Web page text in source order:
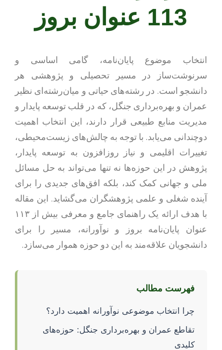
113 عنوان بروز
انتخاب موضوع پایان‌نامه، گامی اساسی و
سرنوشت‌ساز در مسیر تحصیلی و پژوهشی هر
دانشجو است. در رشته‌های حیاتی و میان‌رشته‌ای نظیر
عمران و بهره‌برداری جنگل، که در قلب توسعه پایدار و
مدیریت منابع طبیعی قرار دارند، این انتخاب اهمیت
دوچندانی می‌یابد. با توجه به چالش‌های زیست‌محیطی،
تغییرات اقلیمی و نیاز روزافزون به توسعه پایدار،
پژوهش در این حوزه‌ها نه تنها می‌تواند به حل مسائل
ملی و جهانی کمک کند، بلکه افق‌های جدیدی را برای
آینده شغلی و علمی پژوهشگران می‌گشاید. این مقاله
با هدف ارائه یک راهنمای جامع و معرفی بیش از ۱۱۳
عنوان پایان‌نامه بروز و نوآورانه، مسیر را برای
دانشجویان علاقه‌مند به این دو حوزه هموار می‌سازد.
فهرست مطالب
چرا انتخاب موضوعی نوآورانه اهمیت دارد؟
تقاطع عمران و بهره‌برداری جنگل: حوزه‌های
کلیدی